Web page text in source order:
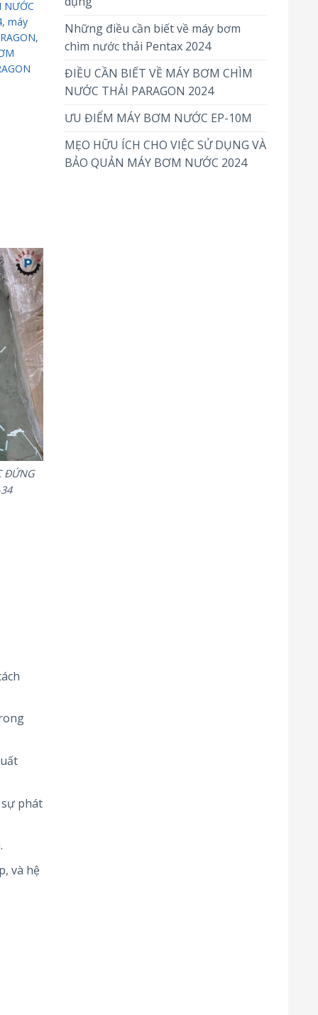
Những điều cần biết về máy bơm
chìm nước thải Pentax 2024
ĐIỀU CẦN BIẾT VỀ MÁY BƠM CHÌM
NƯỚC THẢI PARAGON 2024
ƯU ĐIỂM MÁY BƠM NƯỚC EP-10M
MẸO HỮU ÍCH CHO VIỆC SỬ DỤNG VÀ
BẢO QUẢN MÁY BƠM NƯỚC 2024
NƯỚC
, máy
,
ĐỨNG
phát
và hệ